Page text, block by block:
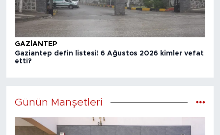
GAZIANTEP
Gaziantep defin listesi! 6 Ağustos 2026 kimler vefat
etti?
Günün Manşetleri